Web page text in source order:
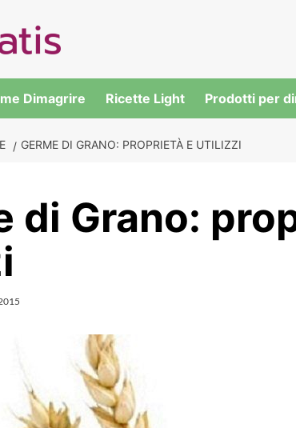
Dimagrire Ricette Light Prodotti per
GERME DI GRANO: PROPRIETÀ E UTILIZZI
di Grano: